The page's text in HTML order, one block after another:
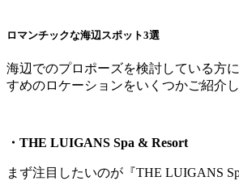
ロマンチックな海辺スポット3選
海辺でのプロポーズを検討している方
すめのロケーションをいくつかご紹介し
・THE LUIGANS Spa & Resort
まず注目したいのが『THE LUIGANS